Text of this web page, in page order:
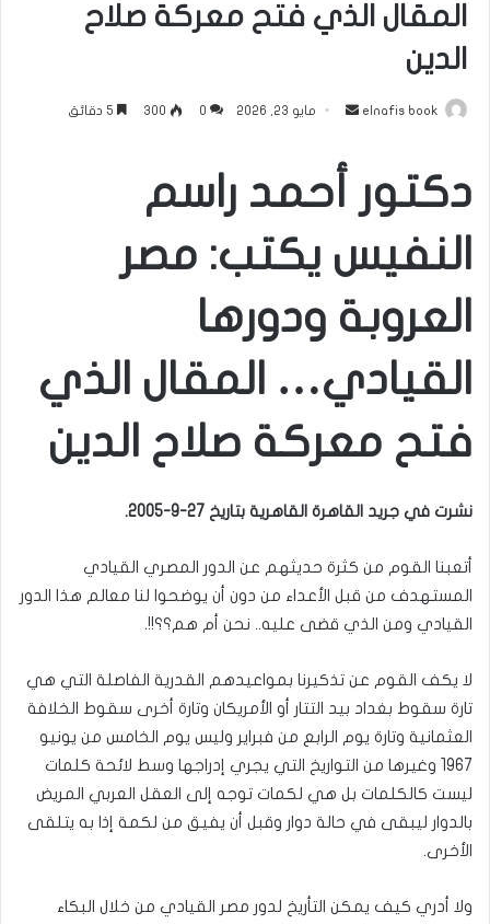
المقال الذي فتح معركة صلاح
الدين
elnafis book
أرسل
إلكترونيا
مايو 23, 2026 0
300
دكتور أحمد راسم
النفيس يكتب: مصر
العروبة ودورها
القيادي… المقال الذي
فتح معركة صلاح الدين
نشرت في جريد القاهرة القاهرية بتاريخ 27-9-2005.
أتعبنا القوم من كثرة حديثهم عن الدور المصري القيادي
المستهدف من قبل الأعداء من دون أن يوضحوا لنا معالم هذا الدور
القيادي ومن الذي قضى عليه.. نحن أم هم؟؟!!.
لا يكف القوم عن تذكيرنا بمواعيدهم القدرية الفاصلة التي هي
تارة سقوط بغداد بيد التتار أو الأمريكان وتارة أخرى سقوط الخلافة
العثمانية وتارة يوم الرابع من فبراير وليس يوم الخامس من يونيو
1967 وغيرها من التواريخ التي يجري إدراجها وسط لائحة كلمات
ليست كالكلمات بل هي لكمات توجه إلى العقل العربي المريض
بالدوار ليبقى في حالة دوار وقبل أن يفيق من لكمة إذا به يتلقى
الأخرى.
ولا أدري كيف يمكن التأريخ لدور مصر القيادي من خلال البكاء